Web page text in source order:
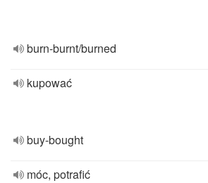
burn-burnt/burned
kupować
buy-bought
móc, potrafić